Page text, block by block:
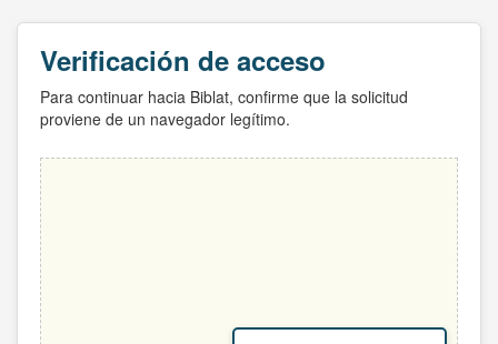
Verificación de acceso
Para continuar hacia Biblat, confirme que la solicitud
proviene de un navegador legítimo.